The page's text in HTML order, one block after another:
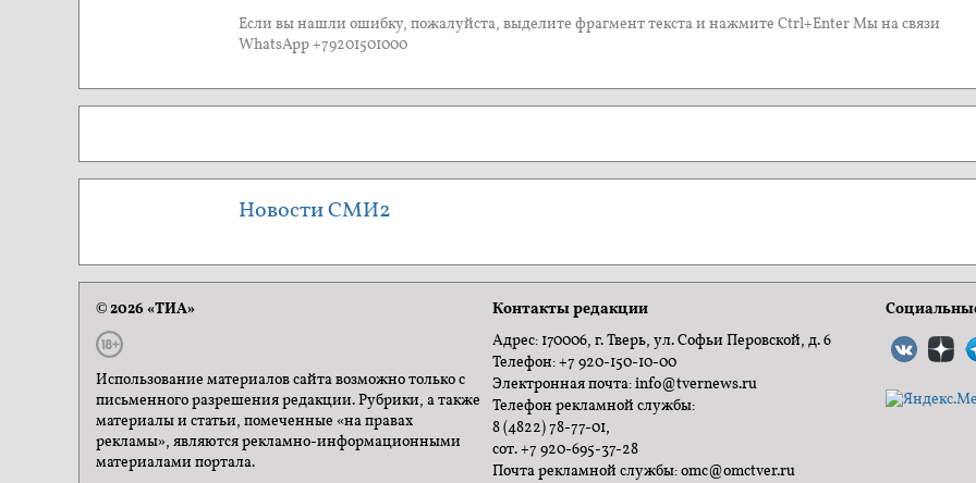
Если вы нашли ошибку, пожалуйста, выделите фрагмент текста и нажмите Ctrl+Enter Мы на связи
WhatsApp +79201501000
Новости СМИ2
© 2026 «ТИА»
Использование материалов сайта возможно только с
письменного разрешения редакции. Рубрики, а также
материалы и статьи, помеченные «на правах
рекламы», являются рекламно-информационными
материалами портала.
Контакты редакции
Адрес: 170006, г. Тверь, ул. Софьи Перовской, д. 6
Телефон: +7 920-150-10-00
Электронная почта: info@tvernews.ru
Телефон рекламной службы:
8 (4822) 78-77-01,
сот. +7 920-695-37-28
Почта рекламной службы: omc@omctver.ru